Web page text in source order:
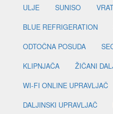
ULJE
SUNISO
BLUE REFRIGERATION
ODTOČNA POSUDA
KLIPNJAČA
ŽIČANI
WI-FI ONLINE UPRAVLJAČ
DALJINSKI UPRAVLJAČ